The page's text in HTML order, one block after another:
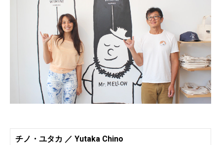
チノ・ユタカ ／ Yutaka Chino